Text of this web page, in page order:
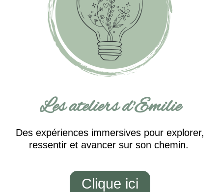
Les ateliers d'Emilie
Des expériences immersives pour explorer,
ressentir et avancer sur son chemin.
Clique ici